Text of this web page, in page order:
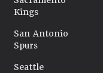
Kings
San Antonio
Spurs
Seattle